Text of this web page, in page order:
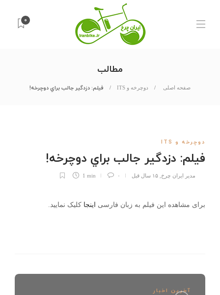
۰
مطالب
صفحه اصلی دوچرخه و ITS فیلم: دزدگير جالب براي دوچرخه!
دوچرخه و ITS
فیلم: دزدگير جالب براي دوچرخه!
مدیر ایران چرخ ۱۵ سال قبل ۰ 1 min
برای مشاهده این فیلم به زبان فارسی اینجا کلیک نمایید.
آخرین اخبار